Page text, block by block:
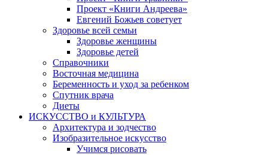
Проект «Книги Андреева»
Евгений Божьев советует
Здоровье всей семьи
Здоровье женщины
Здоровье детей
Справочники
Восточная медицина
Беременность и уход за ребенком
Спутник врача
Диеты
ИСКУССТВО и КУЛЬТУРА
Архитектура и зодчество
Изобразительное искусство
Учимся рисовать